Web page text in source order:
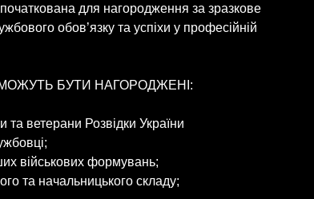
для нагородження за зразкове
обов’язку та успіхи у професійній
МОЖУТЬ БУТИ НАГОРОДЖЕНІ:
та ветерани Розвідки України
військових формувань;
та начальницького складу;